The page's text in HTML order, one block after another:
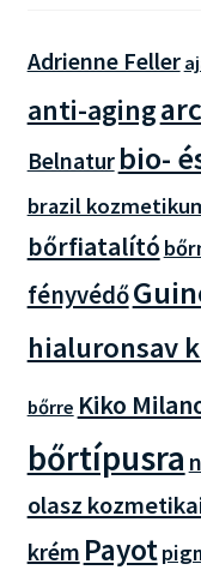
Adrienne Feller
anti-aging
Belnatur bio-
brazil
bőrfiatalító
fényvédő
hialuronsav
bőrre Kiko
bőrtípusra
olasz
krém Payot